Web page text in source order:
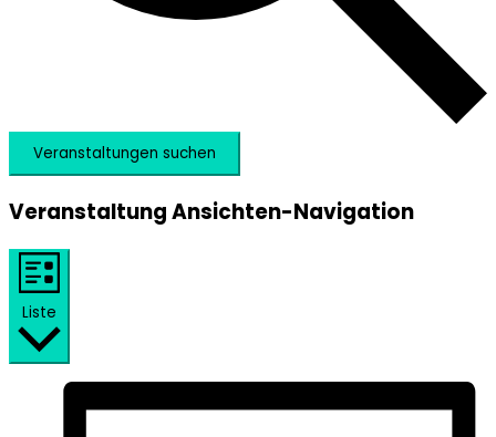
Veranstaltungen suchen
Veranstaltung Ansichten-Navigation
Liste